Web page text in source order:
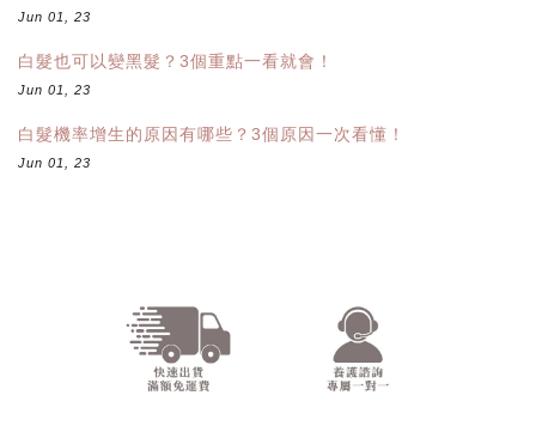
Jun 01, 23
白髮也可以變黑髮？3個重點一看就會！
Jun 01, 23
白髮機率增生的原因有哪些？3個原因一次看懂！
Jun 01, 23